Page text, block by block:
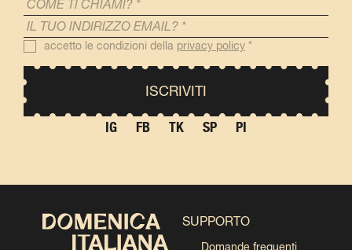
accetto le condizioni della privacy policy *
IG FB TK SP PI
SUPPORTO
Domande frequenti